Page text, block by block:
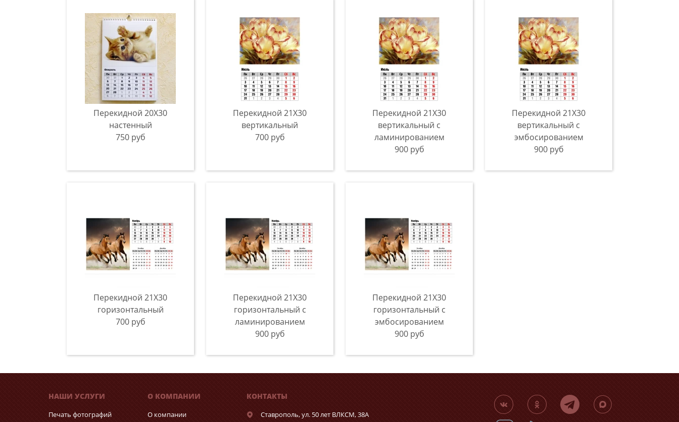
Перекидной 20Х30
настенный
750 руб
Перекидной 21X30
вертикальный
700 руб
Перекидной 21X30
вертикальный с
ламинированием
900 руб
Перекидной 21X30
вертикальный с
эмбосированием
900 руб
Перекидной 21X30
горизонтальный
700 руб
Перекидной 21X30
горизонтальный с
ламинированием
900 руб
Перекидной 21X30
горизонтальный с
эмбосированием
900 руб
НАШИ УСЛУГИ
Печать фотографий
О КОМПАНИИ
О компании
КОНТАКТЫ
Ставрополь,ул. 50 лет ВЛКСМ, 38А